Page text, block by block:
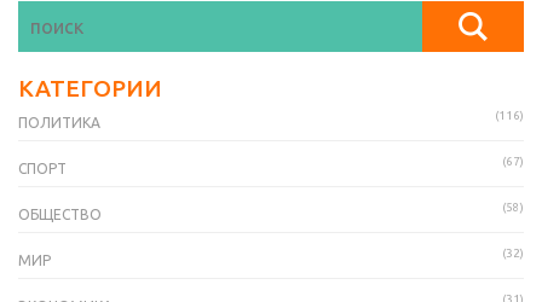
КАТЕГОРИИ
ПОЛИТИКА (116)
СПОРТ (67)
ОБЩЕСТВО (58)
МИР (32)
(31)